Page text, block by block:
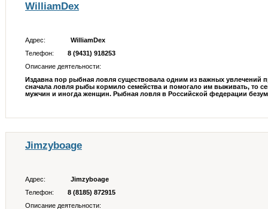
WilliamDex
Адрес:
WilliamDex
Телефон:
8 (9431) 918253
Описание деятельности:
Издавна пор рыбная ловля существовала одним из важных увлечений
сначала ловля рыбы кормило семейства и помогало им выживать, то
мужчин и иногда женщин. Рыбная ловля в Российской федерации
Jimzyboage
Адрес:
Jimzyboage
Телефон:
8 (8185) 872915
Описание деятельности: